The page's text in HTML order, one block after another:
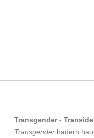
Transgender -
Transgender hadern